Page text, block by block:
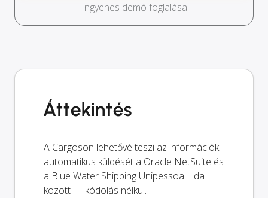
Ingyenes demó foglalása
Áttekintés
A Cargoson lehetővé teszi az információk
automatikus küldését a Oracle NetSuite és
a Blue Water Shipping Unipessoal Lda
között — kódolás nélkül.